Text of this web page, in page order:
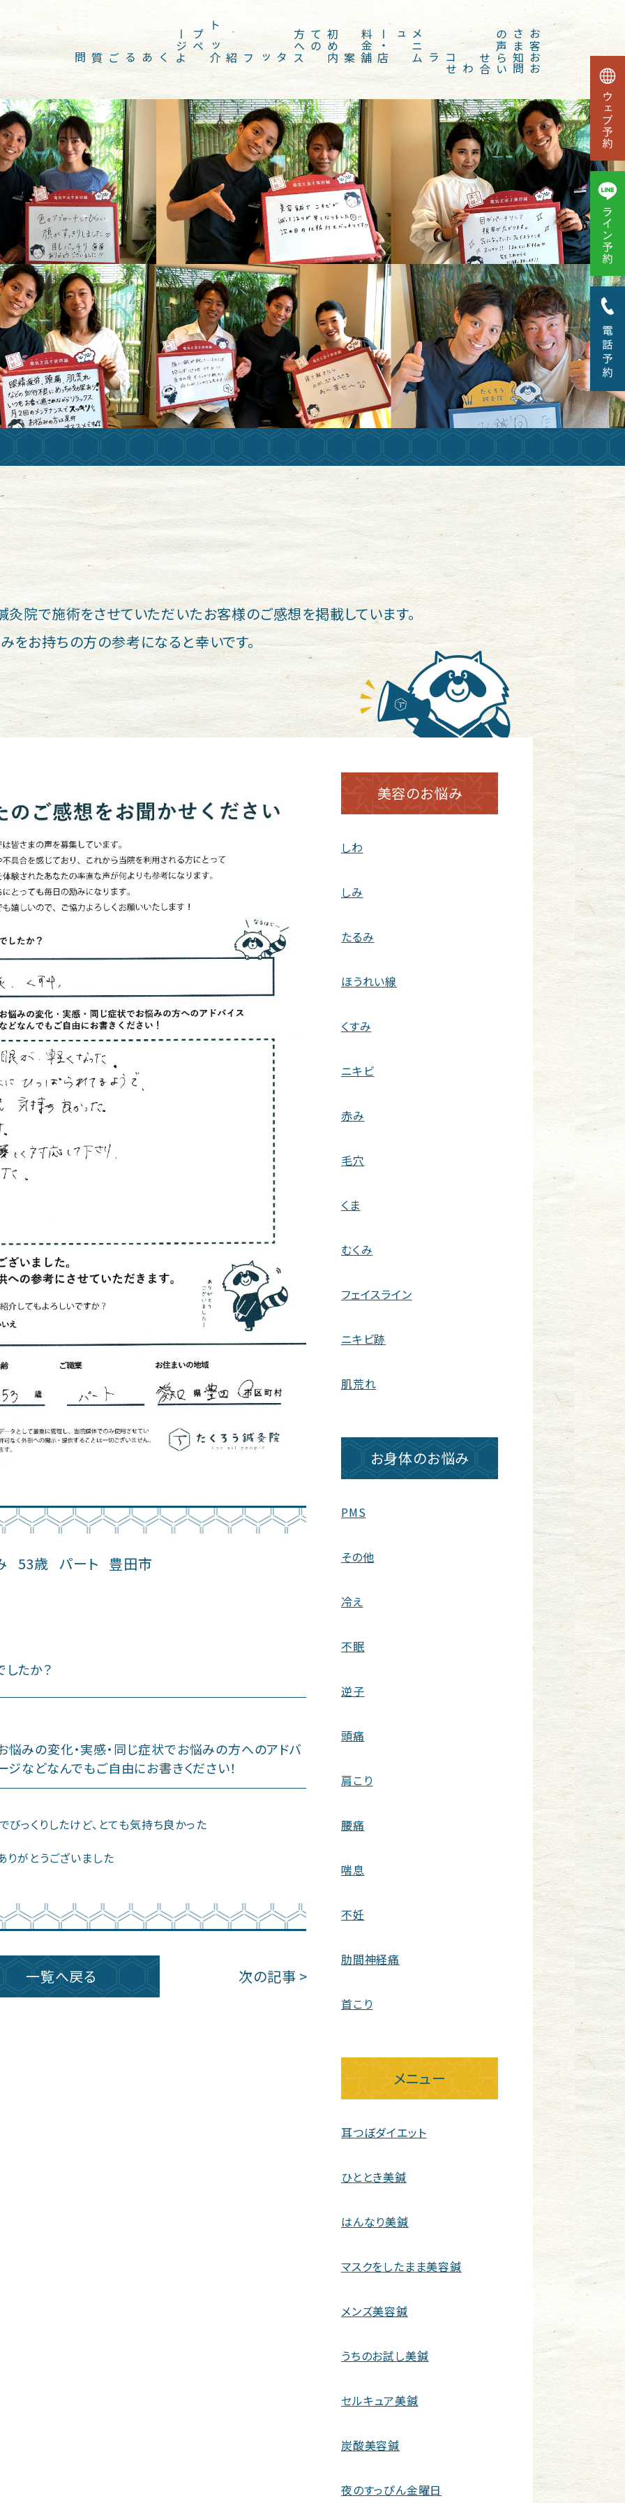
ト
ッ
プ
ペ
ー
ジ 初
め
て
の
方
へ メ
ニ
ュー
・
料
金 お
客
さ
ま
の
声
よくあるご質問 スタッフ紹介 店舗案内 コラム
お知らせ
お問い合わせ
灸院で施術をさせていただいたお客様のご感想を掲載しています。
をお持ちの方の参考になると幸いです。
53歳 パート 豊田市
たか？
みの変化・実感・同じ症状でお悩みの方へのアドバ
ジなどなんでもご自由にお書きください！
っくりしたけど、とても気持ち良かった
りがとうございました
一覧へ戻る 次の記事 >
美容のお悩み
しわ
しみ
たるみ
ほうれい線
くすみ
ニキビ
赤み
毛穴
くま
むくみ
フェイスライン
ニキビ跡
肌荒れ
お身体のお悩み
PMS
その他
冷え
不眠
逆子
頭痛
肩こり
腰痛
喘息
不妊
肋間神経痛
首こり
メニュー
耳つぼダイエット
ひととき美鍼
はんなり美鍼
マスクをしたまま美容鍼
メンズ美容鍼
うちのお試し美鍼
セルキュア美鍼
炭酸美容鍼
夜のすっぴん金曜日